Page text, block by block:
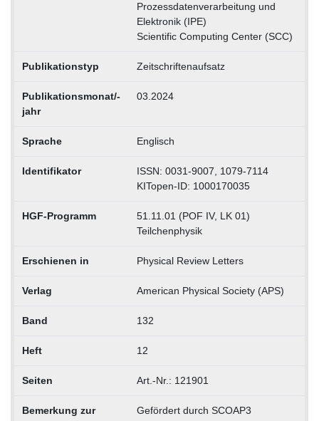
Prozessdatenverarbeitung und
Elektronik (IPE)
Scientific Computing Center (SCC)
Publikationstyp Zeitschriftenaufsatz
Publikationsmonat/-
jahr
03.2024
Sprache Englisch
Identifikator
ISSN: 0031-9007, 1079-7114
KITopen-ID: 1000170035
HGF-Programm
51.11.01 (POF IV, LK 01)
Teilchenphysik
Erschienen in Physical Review Letters
Verlag American Physical Society (APS)
Band 132
Heft 12
Seiten Art.-Nr.: 121901
Bemerkung zur
Gefördert durch SCOAP3